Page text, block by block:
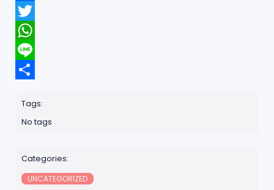
F
a
c
e
b
o
T
w
t
t
W
h
a
p
L
i
Tags:
No tags
Categories:
UNCATEGORIZED